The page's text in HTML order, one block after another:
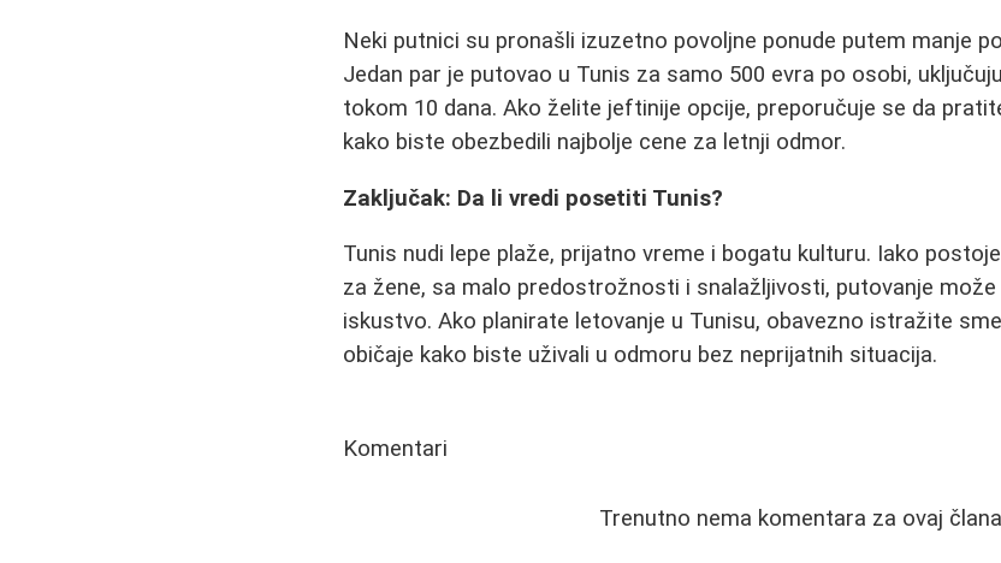
Neki putnici su pronašli izuzetno povoljne ponude putem manje
Jedan par je putovao u Tunis za samo 500 evra po osobi,
tokom 10 dana. Ako želite jeftinije opcije, preporučuje se da
kako biste obezbedili najbolje cene za letnji odmor.
Zaključak: Da li vredi posetiti Tunis?
Tunis nudi lepe plaže, prijatno vreme i bogatu kulturu. Iako
za žene, sa malo predostrožnosti i snalažljivosti, putovanje
iskustvo. Ako planirate letovanje u Tunisu, obavezno istražite
običaje kako biste uživali u odmoru bez neprijatnih situacija.
Komentari
Trenutno nema komentara za ovaj